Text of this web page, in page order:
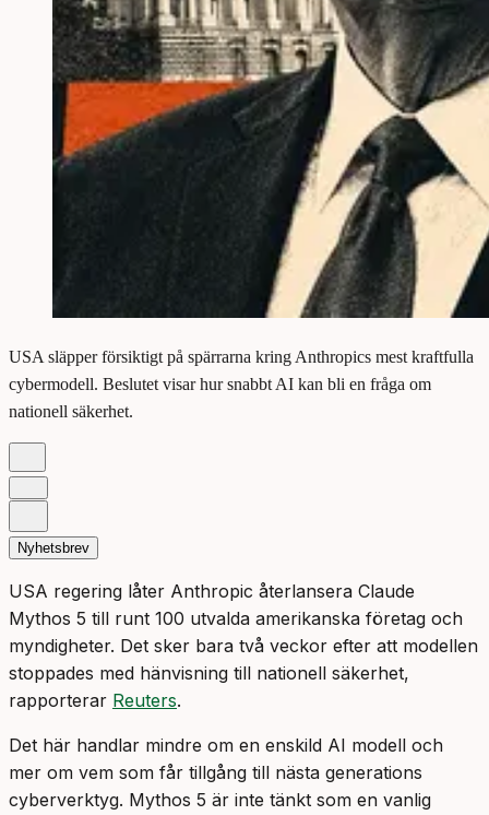
USA släpper försiktigt på spärrarna kring Anthropics mest kraftfulla
cybermodell. Beslutet visar hur snabbt AI kan bli en fråga om
nationell säkerhet.
Nyhetsbrev
USA regering låter Anthropic återlansera Claude
Mythos 5 till runt 100 utvalda amerikanska företag och
myndigheter. Det sker bara två veckor efter att modellen
stoppades med hänvisning till nationell säkerhet,
rapporterar Reuters.
Det här handlar mindre om en enskild AI modell och
mer om vem som får tillgång till nästa generations
cyberverktyg. Mythos 5 är inte tänkt som en vanlig